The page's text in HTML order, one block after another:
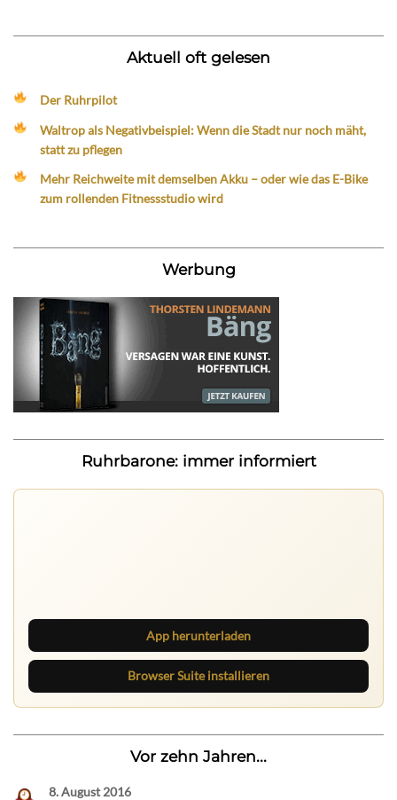
Aktuell oft gelesen
Der Ruhrpilot
Waltrop als Negativbeispiel: Wenn die Stadt nur noch mäht,
statt zu pflegen
Mehr Reichweite mit demselben Akku – oder wie das E-Bike
zum rollenden Fitnessstudio wird
Werbung
Ruhrbarone: immer informiert
App herunterladen
Browser Suite installieren
Vor zehn Jahren...
8. August 2016